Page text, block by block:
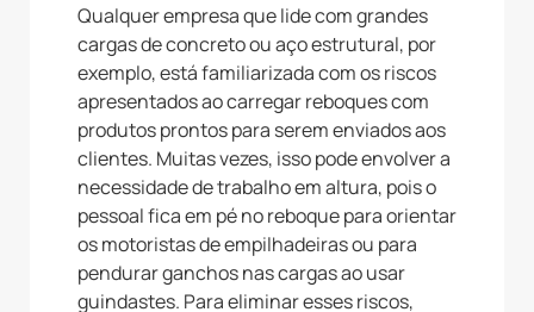
Qualquer empresa que lide com grandes
cargas de concreto ou aço estrutural, por
exemplo, está familiarizada com os riscos
apresentados ao carregar reboques com
produtos prontos para serem enviados aos
clientes. Muitas vezes, isso pode envolver a
necessidade de trabalho em altura, pois o
pessoal fica em pé no reboque para orientar
os motoristas de empilhadeiras ou para
pendurar ganchos nas cargas ao usar
guindastes. Para eliminar esses riscos,